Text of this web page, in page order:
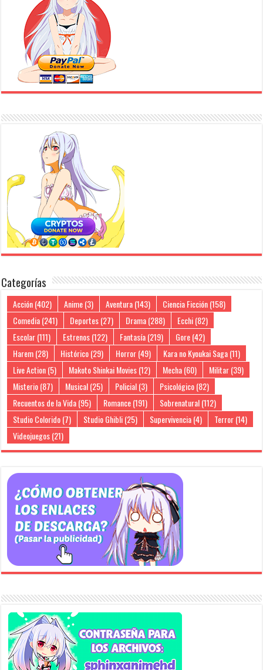
Categorías
Acción(402) Anime(3) Aventura(143) Ciencia Ficción(158)
Comedia(241) Deportes(27) Drama(288) Ecchi(82)
Escolar(111) Estrenos(122) Fantasía(219) Gore(42)
Harem(28) Histórico(29) Horror(49) Kara no Kyoukai Saga(11)
Live Action(5) Makoto Shinkai Movies(12) Mecha(60) Militar(39)
Misterio(87) Musical(25) Policial(3) Psicológico(82)
Recuentos de la Vida(95) Romance(191) Sobrenatural(112)
Studio Colorido(7) Studio Ghibli(25) Supervivencia(4) Terror(14)
Videojuegos(21)